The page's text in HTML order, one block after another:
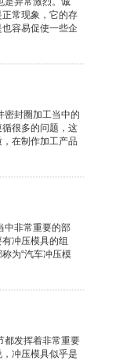
常现象，它的存
容易促使一些企
圈加工当中的
很多的问题，这
在制作加工产品
非常重要的部
冲压模具的组
为“汽车冲压模
挥着非常重要
冲压模具似乎是